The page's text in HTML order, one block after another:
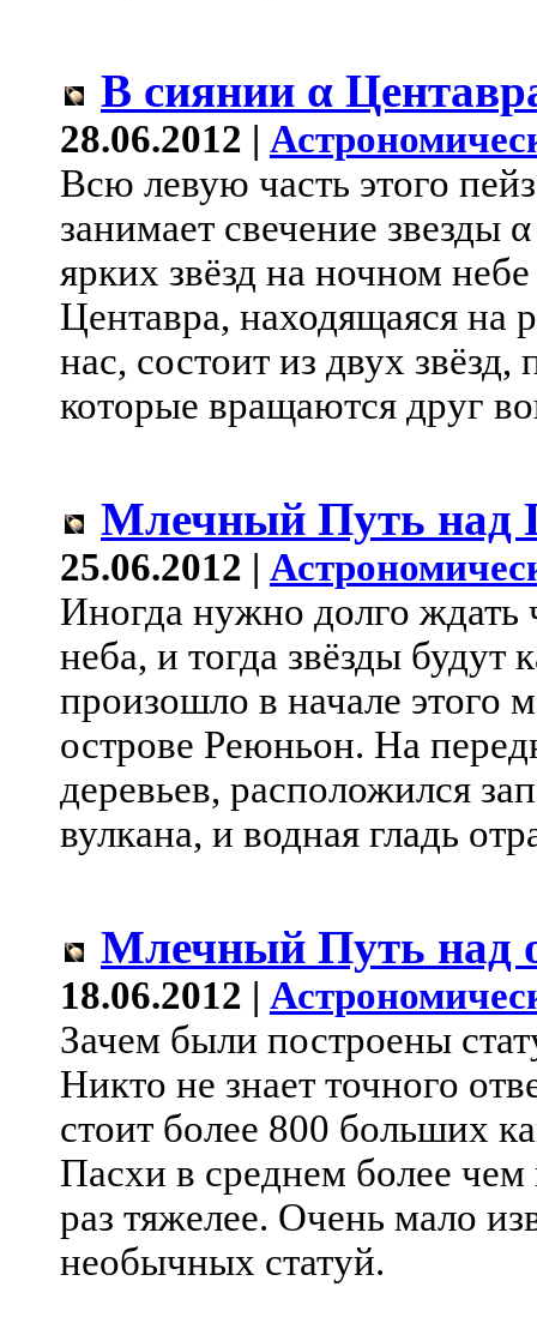
В сиянии α
28.06.2012 |
Всю левую часть этого
занимает свечение
ярких звёзд на ночном
Центавра, находящаяся на
нас, состоит из двух
которые вращаются друг
Млечный Путь над
25.06.2012 |
Иногда нужно долго ждать
неба, и тогда звёзды будут
произошло в начале этого
острове Реюньон. На
деревьев, расположился
вулкана, и водная гладь
Млечный Путь над
18.06.2012 |
Зачем были построены
Никто не знает точного
стоит более 800 больших
Пасхи в среднем более
раз тяжелее. Очень мало
необычных статуй.